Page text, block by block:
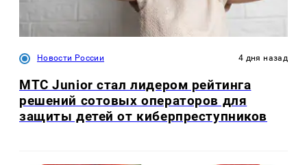
Новости России 4 дня назад
МТС Junior стал лидером рейтинга
решений сотовых операторов для
защиты детей от киберпреступников